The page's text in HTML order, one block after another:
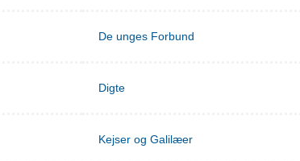
De unges Forbund
Digte
Kejser og Galilæer